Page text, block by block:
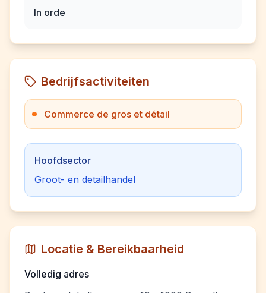
In orde
Bedrijfsactiviteiten
Commerce de gros et détail
Hoofdsector
Groot- en detailhandel
Locatie & Bereikbaarheid
Volledig adres